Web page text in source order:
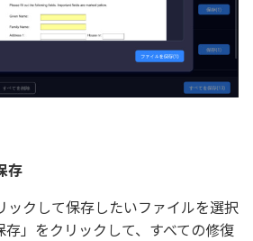
存
ックして保存したいファイルを選択
」をクリックして、すべての修復